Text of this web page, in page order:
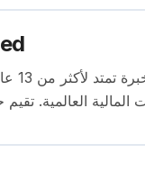
العالمية.